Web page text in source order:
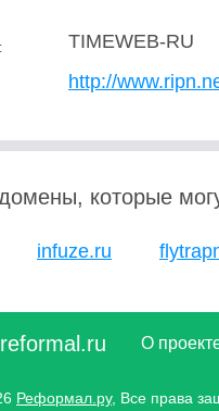
TIMEWEB-RU
http://
которые
infuze.ru
О
Реформал.ру, Все права